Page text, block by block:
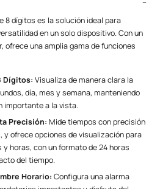
8 dígitos es la solución ideal para
en un solo dispositivo. Con un
ofrece una amplia gama de funciones
Dígitos:Visualiza de manera clara la
día, mes y semana, manteniendo
importante a la vista.
Precisión: Mide tiempos con precisión
y ofrece opciones de visualización para
y horas, con un formato de 24 horas
del tiempo.
Horario: Configura una alarma